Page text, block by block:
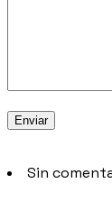
Sin